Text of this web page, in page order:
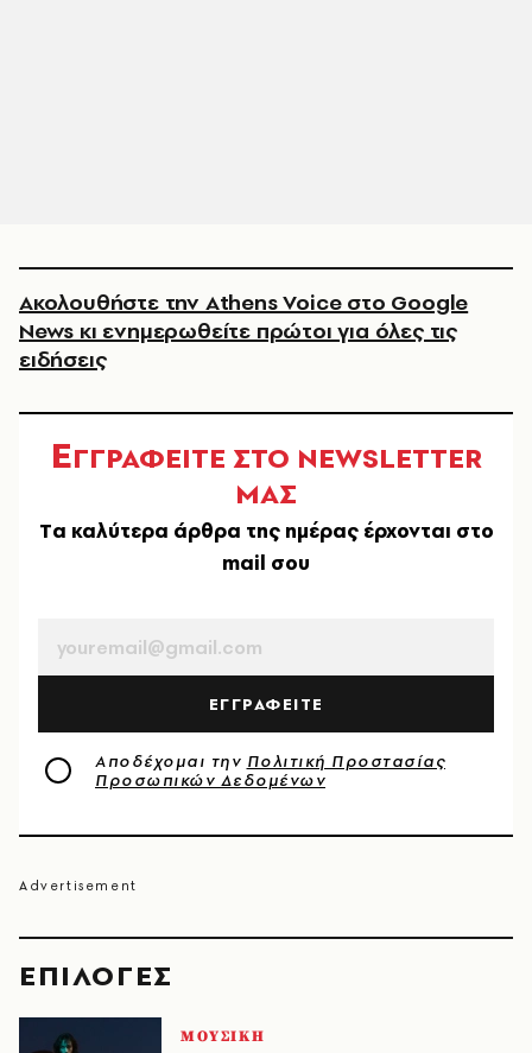
EΠΙΛΟΓΈΣ
ΜΟΥΣΙΚΗ
Ακολουθήστε την Athens Voice στο Google
News κι ενημερωθείτε πρώτοι για όλες τις
ειδήσεις
ΕΓΓΡΑΦΕΙΤΕ ΣΤΟ NEWSLETTER
ΜΑΣ
Tα καλύτερα άρθρα της ημέρας έρχονται στο
mail σου
ΕΓΓΡΑΦΕΙΤΕ
Αποδέχομαι την Πολιτική Προστασίας
Προσωπικών Δεδομένων